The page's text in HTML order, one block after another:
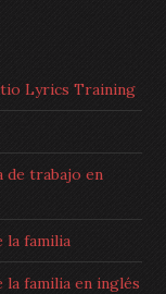
Lyrics Training
de trabajo en
la familia
la familia en inglés